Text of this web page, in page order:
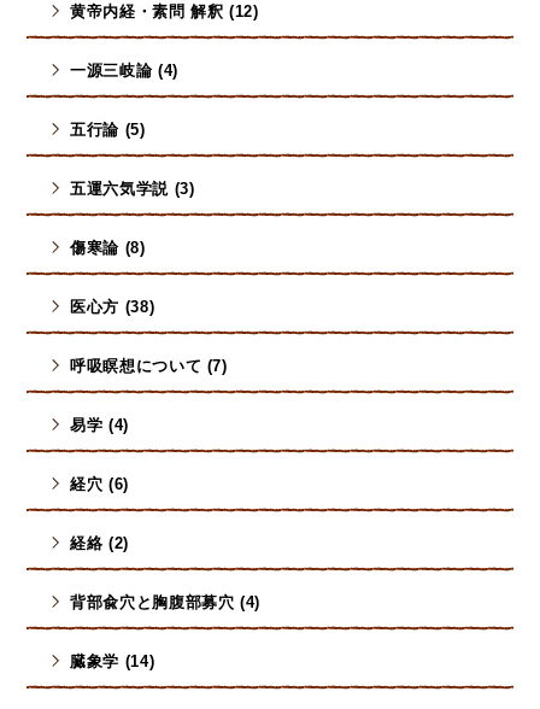
黄帝内経・素問 解釈 (12)
一源三岐論 (4)
五行論 (5)
五運六気学説 (3)
傷寒論 (8)
医心方 (38)
呼吸瞑想について (7)
易学 (4)
経穴 (6)
経絡 (2)
背部兪穴と胸腹部募穴 (4)
臓象学 (14)